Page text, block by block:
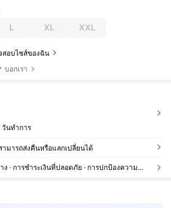
L XL XXL
สอบไซส์ของฉัน
บอกเรา
นทำการ
มารถส่งคืนหรือแลกเปลี่ยนได้
มีบริการเก็บเงินปลายทาง · การชำระเงินที่ปลอดภัย · การปกป้องความเป็นส่วนตัว